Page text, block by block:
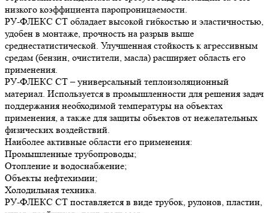
низкого коэффициента паропроницаемости.
РУ-ФЛЕКС СТ обладает высокой гибкостью и эластичностью,
удобен в монтаже, прочность на разрыв выше
среднестатистической. Улучшенная стойкость к агрессивным
средам (бензин, очистители, масла) расширяет область его
применения.
РУ-ФЛЕКС СТ – универсальный теплоизоляционный
материал. Используется в промышленности для решения задач
поддержания необходимой температуры на объектах
применения, а также для защиты объектов от нежелательных
физических воздействий.
Наиболее активные области его применения:
Промышленные трубопроводы;
Отопление и водоснабжение;
Объекты нефтехимии;
Холодильная техника.
РУ-ФЛЕКС СТ поставляется в виде трубок, рулонов, пластин,